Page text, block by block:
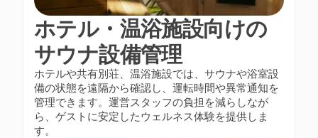
ホテル・温浴施設向けの
サウナ設備管理
ホテルや共有別荘、温浴施設では、サウナや浴室設
備の状態を遠隔から確認し、運転時間や異常通知を
管理できます。運営スタッフの負担を減らしなが
ら、ゲストに安定したウェルネス体験を提供しま
す。